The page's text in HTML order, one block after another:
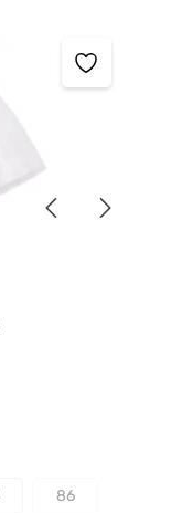
86
(Diese Option ist